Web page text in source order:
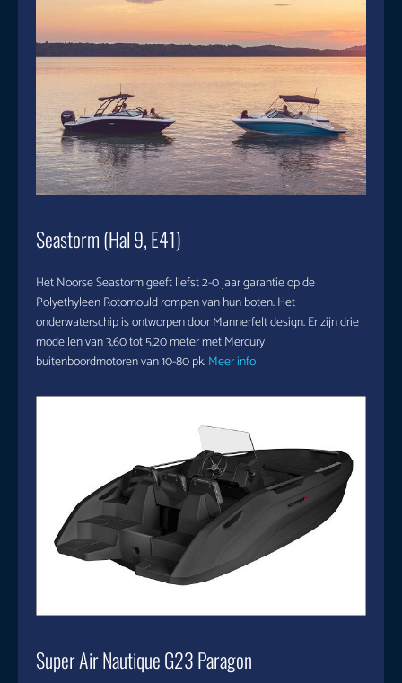
Seastorm (Hal 9, E41)
Het Noorse Seastorm geeft liefst 2-0 jaar garantie op de
Polyethyleen Rotomould rompen van hun boten. Het
onderwaterschip is ontworpen door Mannerfelt design. Er zijn drie
modellen van 3,60 tot 5,20 meter met Mercury
buitenboordmotoren van 10-80 pk.Meer info
Super Air Nautique G23 Paragon